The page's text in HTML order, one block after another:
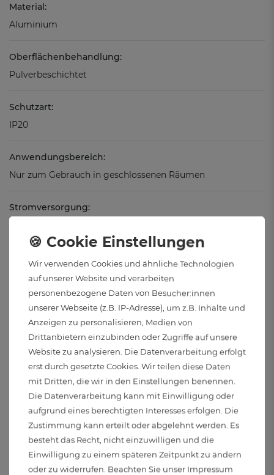
Material:
Aluminium
Oberflächenbehandlung:
Pulverbeschichtet
Schutzart:
IP20
Anwendungsbereich:
Nur zum Gebrauch in geschlossenen Räumen
Stromversorgung:
220 bis 240 Volt und 50 Hertz
Elektr. Schutzklasse:
Abstrahlwinkel:
Leistung (Pon):
5.2 Watt
Farbwiedergabeindex (CRI):
Wir verwenden Cookies und ähnliche Technologien
auf unserer Website und verarbeiten
personenbezogene Daten von Besucher:innen
unserer Webseite (z.B. IP-Adresse), um z.B. Inhalte und
Anzeigen zu personalisieren, Medien von
Drittanbietern einzubinden oder Zugriffe auf unsere
Website zu analysieren. Die Datenverarbeitung erfolgt
erst durch gesetzte Cookies. Wir teilen diese Daten
mit Dritten, die wir in den Einstellungen benennen.
Die Datenverarbeitung kann mit Einwilligung oder
aufgrund eines berechtigten Interesses erfolgen. Die
Zustimmung kann erteilt oder abgelehnt werden. Es
besteht das Recht, nicht einzuwilligen und die
Einwilligung zu einem späteren Zeitpunkt zu ändern
oder zu widerrufen. Beachten Sie unser Impressum